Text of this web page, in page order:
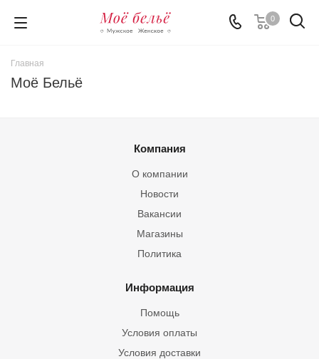
0
Главная
Моё Бельё
Компания
О компании
Новости
Вакансии
Магазины
Политика
Информация
Помощь
Условия оплаты
Условия доставки